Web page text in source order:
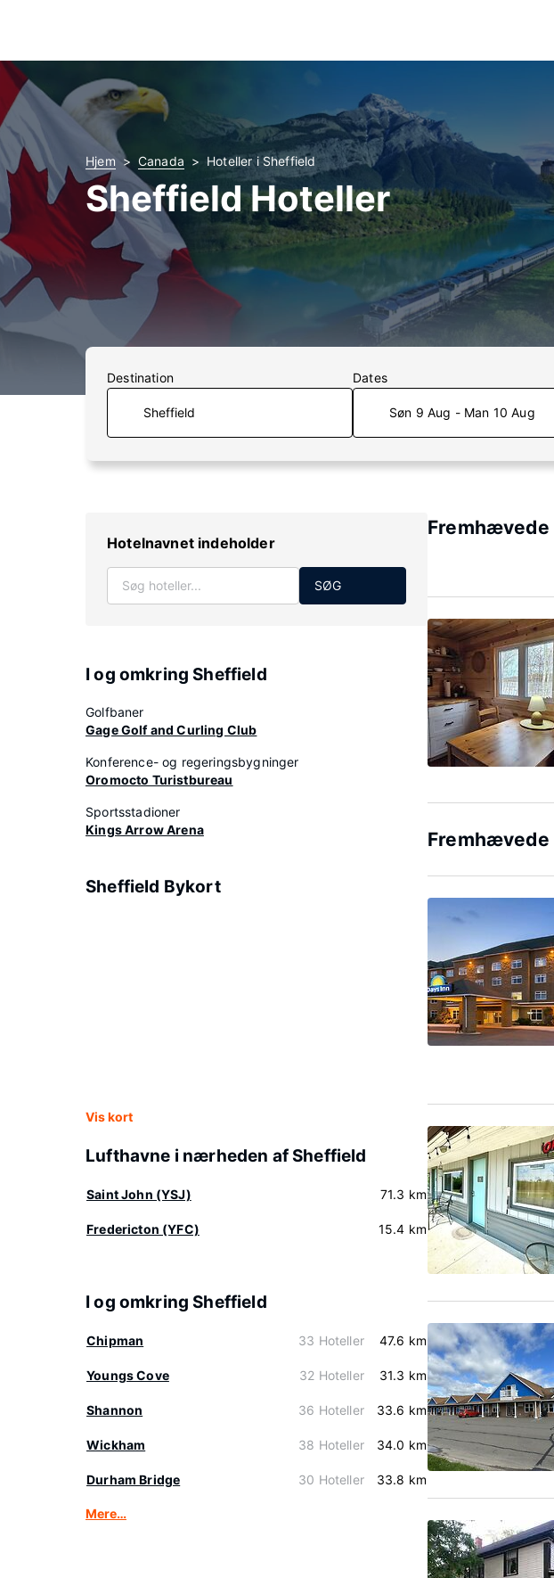
Hjem Canada Hoteller i Sheffield
Sheffield Hoteller
Destination Dates
Søn 9 Aug - Man 10 Aug
Hotelnavnet indeholder
SØG
I og omkring Sheffield
Golfbaner
Gage Golf and Curling Club
Konference- og regeringsbygninger
Oromocto Turistbureau
Sportsstadioner
Kings Arrow Arena
Sheffield Bykort
Vis kort
Lufthavne i nærheden af Sheffield
Saint John (YSJ) 71.3 km
Fredericton (YFC) 15.4 km
I og omkring Sheffield
Chipman 33 Hoteller 47.6 km
Youngs Cove 32 Hoteller 31.3 km
Shannon 36 Hoteller 33.6 km
Wickham 38 Hoteller 34.0 km
Durham Bridge 30 Hoteller 33.8 km
Mere…